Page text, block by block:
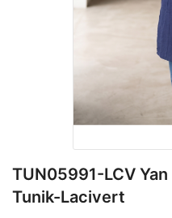
TUN05991-LCV Yan
Tunik-Lacivert